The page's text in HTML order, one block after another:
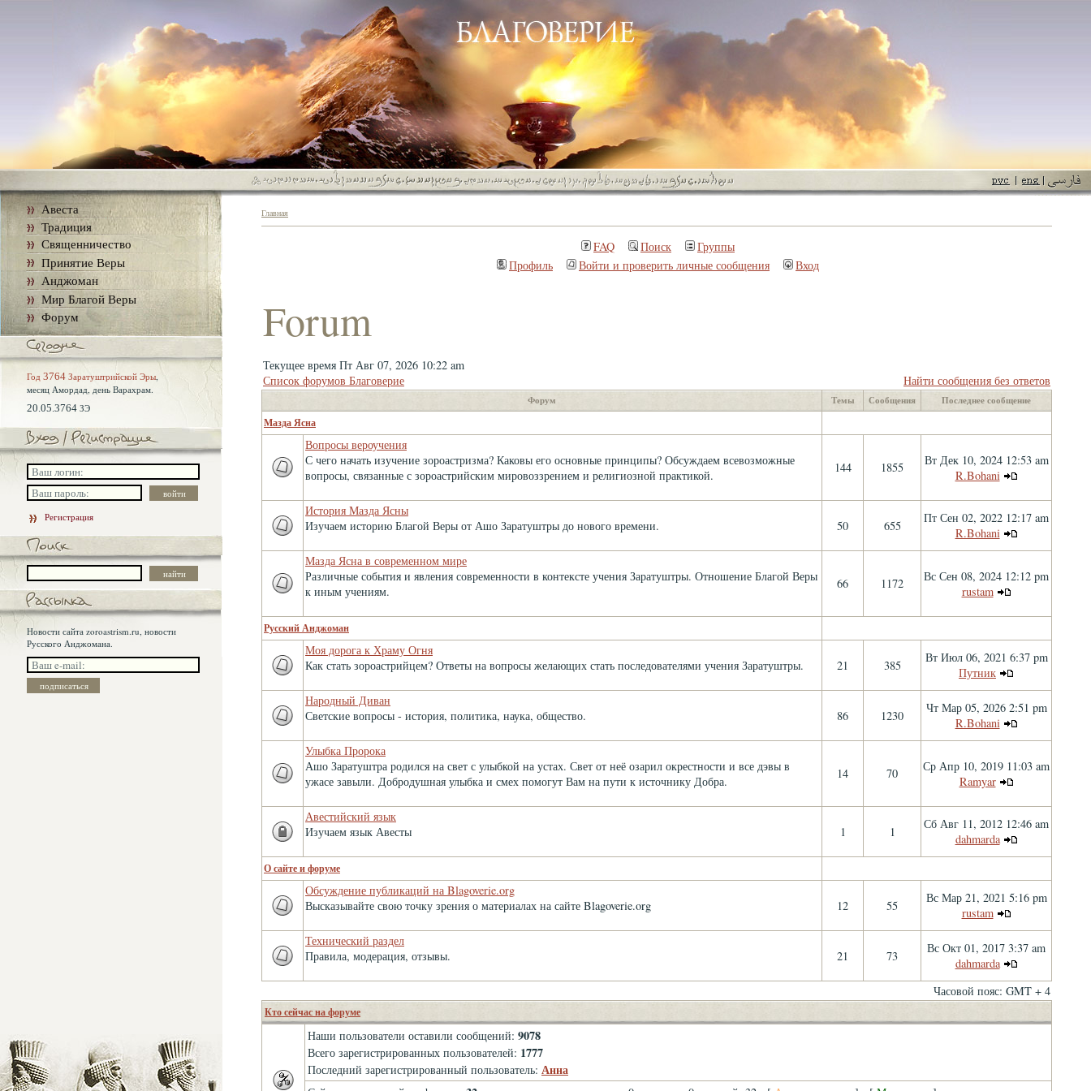
Авеста
Традиция
Священничество
Принятие Веры
Анджоман
Мир Благой Веры
Форум
Год 3764 Заратуштрийской Эры,
месяц Амордад, день Варахрам.
20.05.3764 ЗЭ
Регистрация
Новости сайта zoroastrism.ru, новости
Русского Анджомана.
Главная
FAQ Поиск
Группы
Профиль
Войти и проверить личные сообщения Вход
Forum
Текущее время Пт Авг 07, 2026 10:22 am
Список форумов Благоверие
Найти сообщения без ответов
Форум Темы Сообщения Последнее сообщение
Мазда Ясна
Вопросы вероучения
С чего начать изучение зороастризма? Каковы его основные принципы? Обсуждаем всевозможные
вопросы, связанные с зороастрийским мировоззрением и религиозной практикой.
144 1855
Вт Дек 10, 2024 12:53 am
R.Bohani
История Мазда Ясны
Изучаем историю Благой Веры от Ашо Заратуштры до нового времени.
50 655
Пт Сен 02, 2022 12:17 am
R.Bohani
Мазда Ясна в современном мире
Различные события и явления современности в контексте учения Заратуштры. Отношение Благой Веры
к иным учениям.
66 1172
Вс Сен 08, 2024 12:12 pm
rustam
Русский Анджоман
Моя дорога к Храму Огня
Как стать зороастрийцем? Ответы на вопросы желающих стать последователями учения Заратуштры.
21 385
Вт Июл 06, 2021 6:37 pm
Путник
Народный Диван
Светские вопросы - история, политика, наука, общество.
86 1230
Чт Мар 05, 2026 2:51 pm
R.Bohani
Улыбка Пророка
Ашо Заратуштра родился на свет с улыбкой на устах. Свет от неё озарил окрестности и все дэвы в
ужасе завыли. Добродушная улыбка и смех помогут Вам на пути к источнику Добра.
14 70
Ср Апр 10, 2019 11:03 am
Ramyar
Авестийский язык
Изучаем язык Авесты
1 1
Сб Авг 11, 2012 12:46 am
dahmarda
О сайте и форуме
Обсуждение публикаций на Blagoverie.org
Высказывайте свою точку зрения о материалах на сайте Blagoverie.org
12 55
Вс Мар 21, 2021 5:16 pm
rustam
Технический раздел
Правила, модерация, отзывы.
21 73
Вс Окт 01, 2017 3:37 am
dahmarda
Часовой пояс: GMT + 4
Кто сейчас на форуме
Наши пользователи оставили сообщений: 9078
Всего зарегистрированных пользователей: 1777
Последний зарегистрированный пользователь: Анна